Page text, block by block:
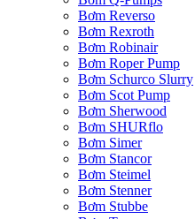
Bơm Reverso
Bơm Rexroth
Bơm Robinair
Bơm Roper Pump
Bơm Schurco Slurry
Bơm Scot Pump
Bơm Sherwood
Bơm SHURflo
Bơm Simer
Bơm Stancor
Bơm Steimel
Bơm Stenner
Bơm Stubbe